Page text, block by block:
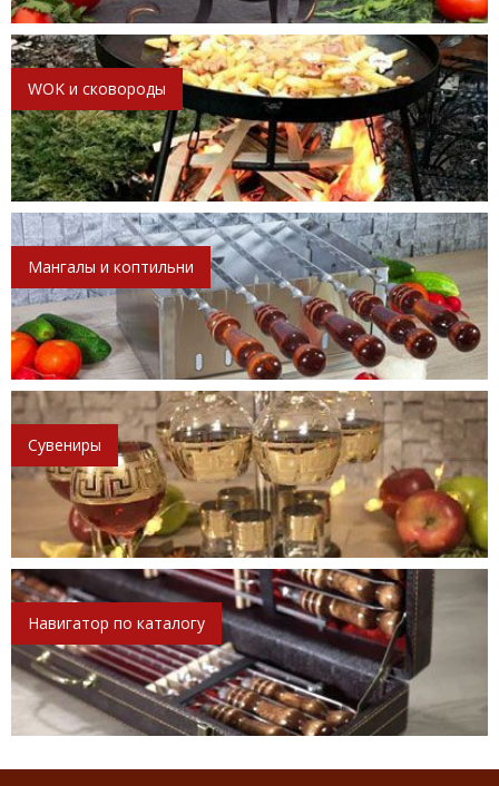
WOK и сковороды
Мангалы и коптильни
Сувениры
Навигатор по каталогу